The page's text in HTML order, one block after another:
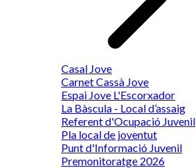
Casal Jove
Carnet Cassà Jove
Espai Jove L'Escorxador
La Bàscula - Local d’assaig
Referent d'Ocupació Juvenil
Pla local de joventut
Punt d'Informació Juvenil
Premonitoratge 2026